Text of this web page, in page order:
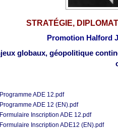
STRATÉGIE,
Promotion Halford
globaux, géopolitique
Programme ADE 12.pdf
Programme ADE 12 (EN).pdf
Formulaire Inscription ADE 12.pdf
Formulaire Inscription ADE12 (EN).pdf